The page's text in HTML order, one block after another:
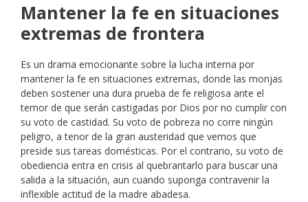
Mantener la fe en situaciones
extremas de frontera
Es un drama emocionante sobre la lucha interna por
mantener la fe en situaciones extremas, donde las monjas
deben sostener una dura prueba de fe religiosa ante el
temor de que serán castigadas por Dios por no cumplir con
su voto de castidad. Su voto de pobreza no corre ningún
peligro, a tenor de la gran austeridad que vemos que
preside sus tareas domésticas. Por el contrario, su voto de
obediencia entra en crisis al quebrantarlo para buscar una
salida a la situación, aun cuando suponga contravenir la
inflexible actitud de la madre abadesa.